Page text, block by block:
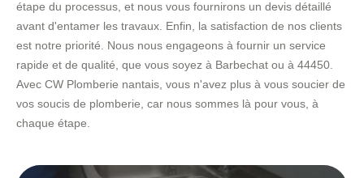
étape du processus, et nous vous fournirons un devis détaillé
avant d'entamer les travaux. Enfin, la satisfaction de nos clients
est notre priorité. Nous nous engageons à fournir un service
rapide et de qualité, que vous soyez à Barbechat ou à 44450.
Avec CW Plomberie nantais, vous n'avez plus à vous soucier de
vos soucis de plomberie, car nous sommes là pour vous, à
chaque étape.